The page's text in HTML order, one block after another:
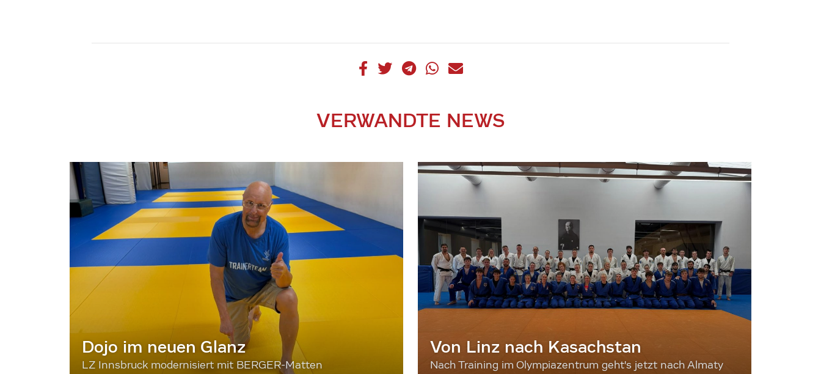
VERWANDTE NEWS
Dojo im neuen Glanz
LZ Innsbruck modernisiert mit BERGER-Matten
Von Linz nach Kasachstan
Nach Training im Olympiazentrum geht's jetzt nach Almaty